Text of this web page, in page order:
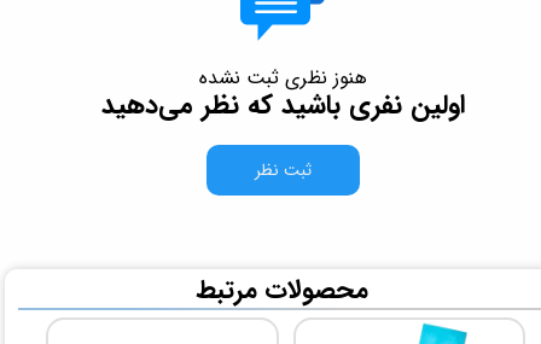
هنوز نظری ثبت نشده
اولین نفری باشید که نظر می‌دهید
ثبت نظر
​محصولات مرتبط